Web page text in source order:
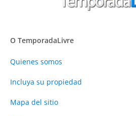
O TemporadaLivre
Quienes somos
Incluya su propiedad
Mapa del sitio